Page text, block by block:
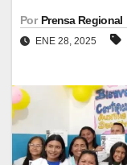
Por Prensa Regional
ENE 28, 2025